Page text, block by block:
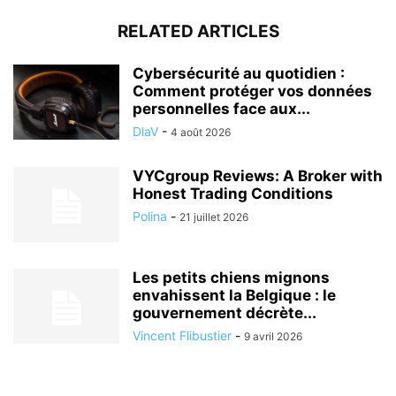
RELATED ARTICLES
Cybersécurité au quotidien :
Comment protéger vos données
personnelles face aux...
DlaV - 4 août 2026
VYCgroup Reviews: A Broker with
Honest Trading Conditions
Polina - 21 juillet 2026
Les petits chiens mignons
envahissent la Belgique : le
gouvernement décrète...
Vincent Flibustier - 9 avril 2026